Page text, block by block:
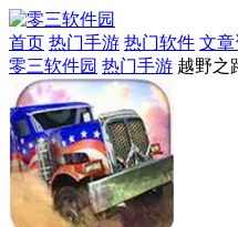
首页 热门手游 热门软件 文
零三软件园 热门手游 越野之